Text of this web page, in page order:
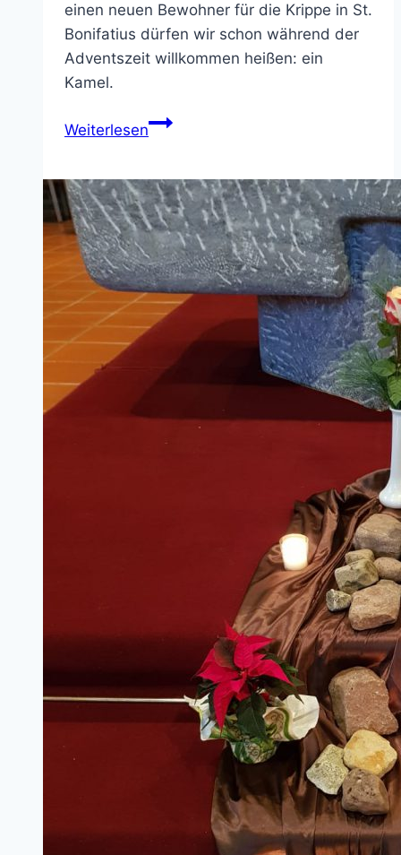
einen neuen Bewohner für die Krippe in St.
Bonifatius dürfen wir schon während der
Adventszeit willkommen heißen: ein
Kamel.
WeiterlesenEin
für
St.
Bonifatius